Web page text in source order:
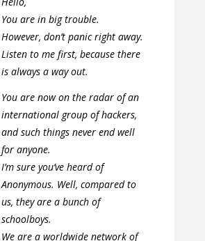
You are in big trouble.
However, don’t panic right away.
Listen to me first, because there
is always a way out.
You are now on the radar of an
international group of hackers,
and such things never end well
for anyone.
I’m sure you’ve heard of
Anonymous. Well, compared to
us, they are a bunch of
schoolboys.
We are a worldwide network of